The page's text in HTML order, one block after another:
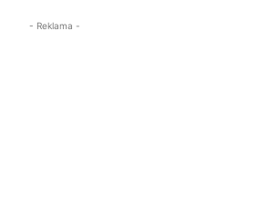
- Reklama -